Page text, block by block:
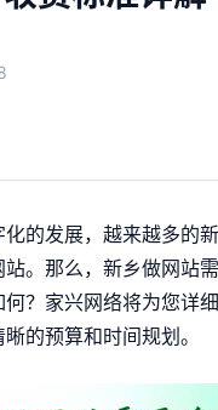
化的发展，越来越多的
站。那么，新乡做网站
何？家兴网络将为您详
的预算和时间规划。